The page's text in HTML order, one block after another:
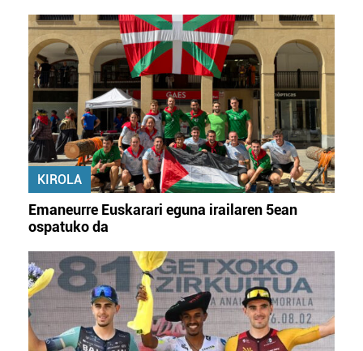
KIROLA
Emaneurre Euskarari eguna irailaren 5ean
ospatuko da